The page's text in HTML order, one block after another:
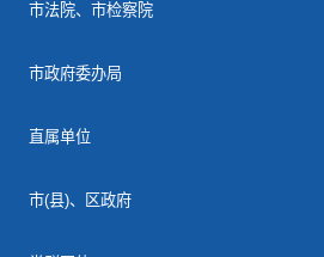
市法院、市检察院
市政府委办局
直属单位
市(县)、区政府